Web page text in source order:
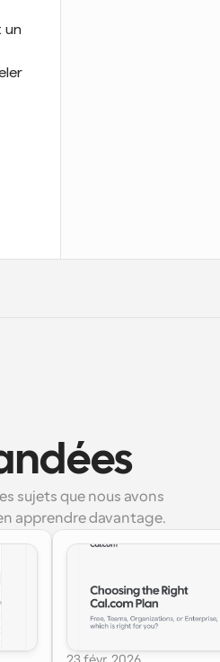
un
sujets que nous avons
apprendre davantage.